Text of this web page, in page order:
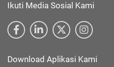
Ikuti Media Sosial Kami
Download Aplikasi Kami